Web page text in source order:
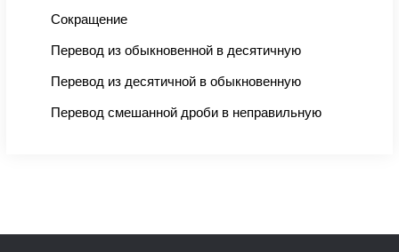
Сокращение
Перевод из обыкновенной в десятичную
Перевод из десятичной в обыкновенную
Перевод смешанной дроби в неправильную